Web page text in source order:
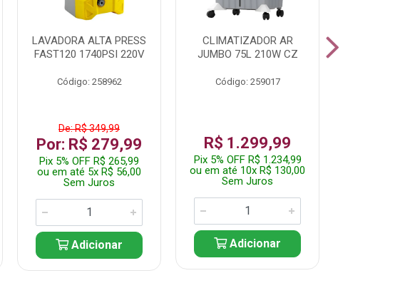
LAVADORA ALTA PRESS
FAST120 1740PSI 220V
Código: 258962
De: R$ 349,99
Por: R$ 279,99
Pix 5% OFF R$ 265,99
ou em até 5x R$ 56,00
Sem Juros
Adicionar
CLIMATIZADOR AR
JUMBO 75L 210W CZ
Código: 259017
R$ 1.299,99
Pix 5% OFF R$ 1.234,99
ou em até 10x R$ 130,00
Sem Juros
Adicionar